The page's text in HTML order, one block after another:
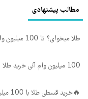
مطالب پیشنهادی
طلا میخوای؟ تا 100 میلیون وام فوری خرید طلا‼️
100 میلیون وام آنی خرید طلا (بازپرداخت 12 ماهه)
🔥خرید قسطی طلا با 100 میلیون تومان وام فوری🔥